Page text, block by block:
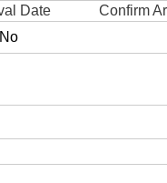
Date
Confirm
No